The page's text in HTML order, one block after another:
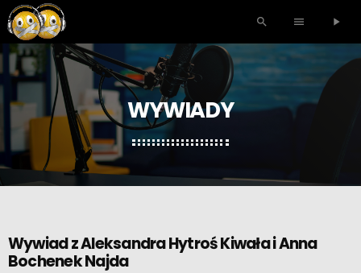
search menu play_arrow
WYWIADY
Wywiad z Aleksandra Hytroś Kiwała i Anna
Bochenek Najda